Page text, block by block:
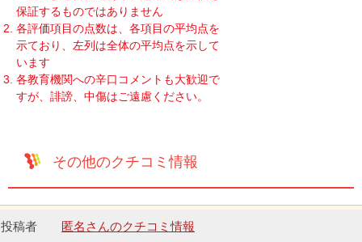
保証するものではありません
各評価項目の点数は、各項目の平均点を
示ており、左列は全体の平均点を示して
います
各教育機関への辛口コメントも大歓迎で
すが、誹謗、中傷はご遠慮ください。
その他のクチコミ情報
匿名さんのクチコミ情報